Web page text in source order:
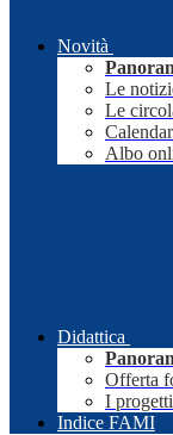
Novità
Le
Le
Albo
Didattica
Offerta
I
Indice FAMI